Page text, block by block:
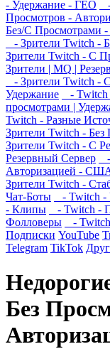
- Удержание - ГЕО
Просмотров -
Без/С Просмотрами
- Зрители Twitch -
Зрители Twitch - С
Зрители | MQ |
- Зрители Twitch -
Удержание
- Twitch
просмотрами |
Twitch - Разные
Зрители Twitch - Без
Зрители Twitch - С
Резервный Сервер
Авторизацией -
Зрители Twitch -
Чат-Боты
- Twitch -
- Клипы
- Twitch -
Фолловеры
-
Подписки YouTube
Telegram TikTok
Без